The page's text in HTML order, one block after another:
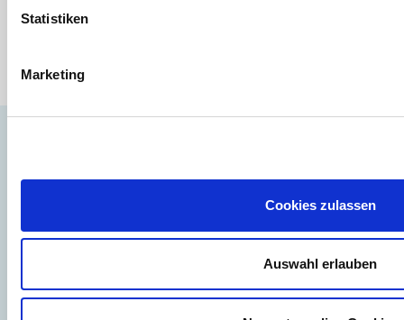
Statistiken
Marketing
Cookies zulassen
Auswahl erlauben
Viktoriastraße 16, 26954 Nordenham